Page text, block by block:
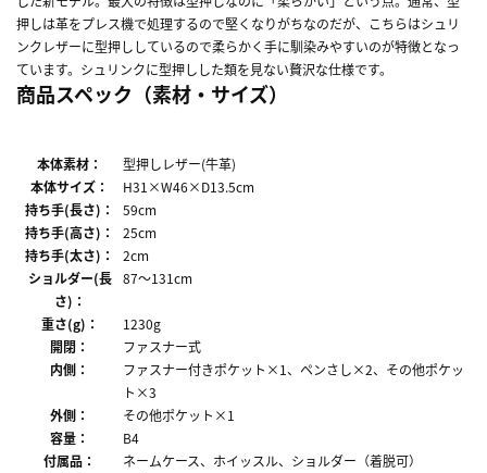
押しは革をプレス機で処理するので堅くなりがちなのだが、こちらはシュリ
ンクレザーに型押ししているので柔らかく手に馴染みやすいのが特徴となっ
ています。シュリンクに型押しした類を見ない贅沢な仕様です。
商品スペック（素材・サイズ）
本体素材：
型押しレザー(牛革)
本体サイズ：
H31×W46×D13.5cm
持ち手(長さ)：
59cm
持ち手(高さ)：
25cm
持ち手(太さ)：
2cm
ショルダー(長
さ)：
87～131cm
重さ(g)：
1230g
開閉：
ファスナー式
内側：
ファスナー付きポケット×1、ペンさし×2、その他ポケッ
ト×3
外側：
その他ポケット×1
容量：
B4
付属品：
ネームケース、ホイッスル、ショルダー（着脱可）